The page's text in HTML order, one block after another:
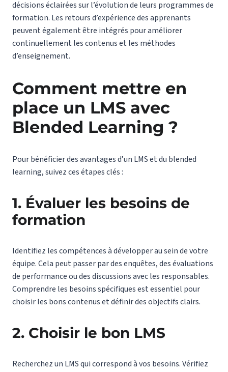
décisions éclairées sur l’évolution de leurs programmes de
formation. Les retours d’expérience des apprenants
peuvent également être intégrés pour améliorer
continuellement les contenus et les méthodes
d’enseignement.
Comment mettre en
place un LMS avec
Blended Learning ?
Pour bénéficier des avantages d’un LMS et du blended
learning, suivez ces étapes clés :
1. Évaluer les besoins de
formation
Identifiez les compétences à développer au sein de votre
équipe. Cela peut passer par des enquêtes, des évaluations
de performance ou des discussions avec les responsables.
Comprendre les besoins spécifiques est essentiel pour
choisir les bons contenus et définir des objectifs clairs.
2. Choisir le bon LMS
Recherchez un LMS qui correspond à vos besoins. Vérifiez